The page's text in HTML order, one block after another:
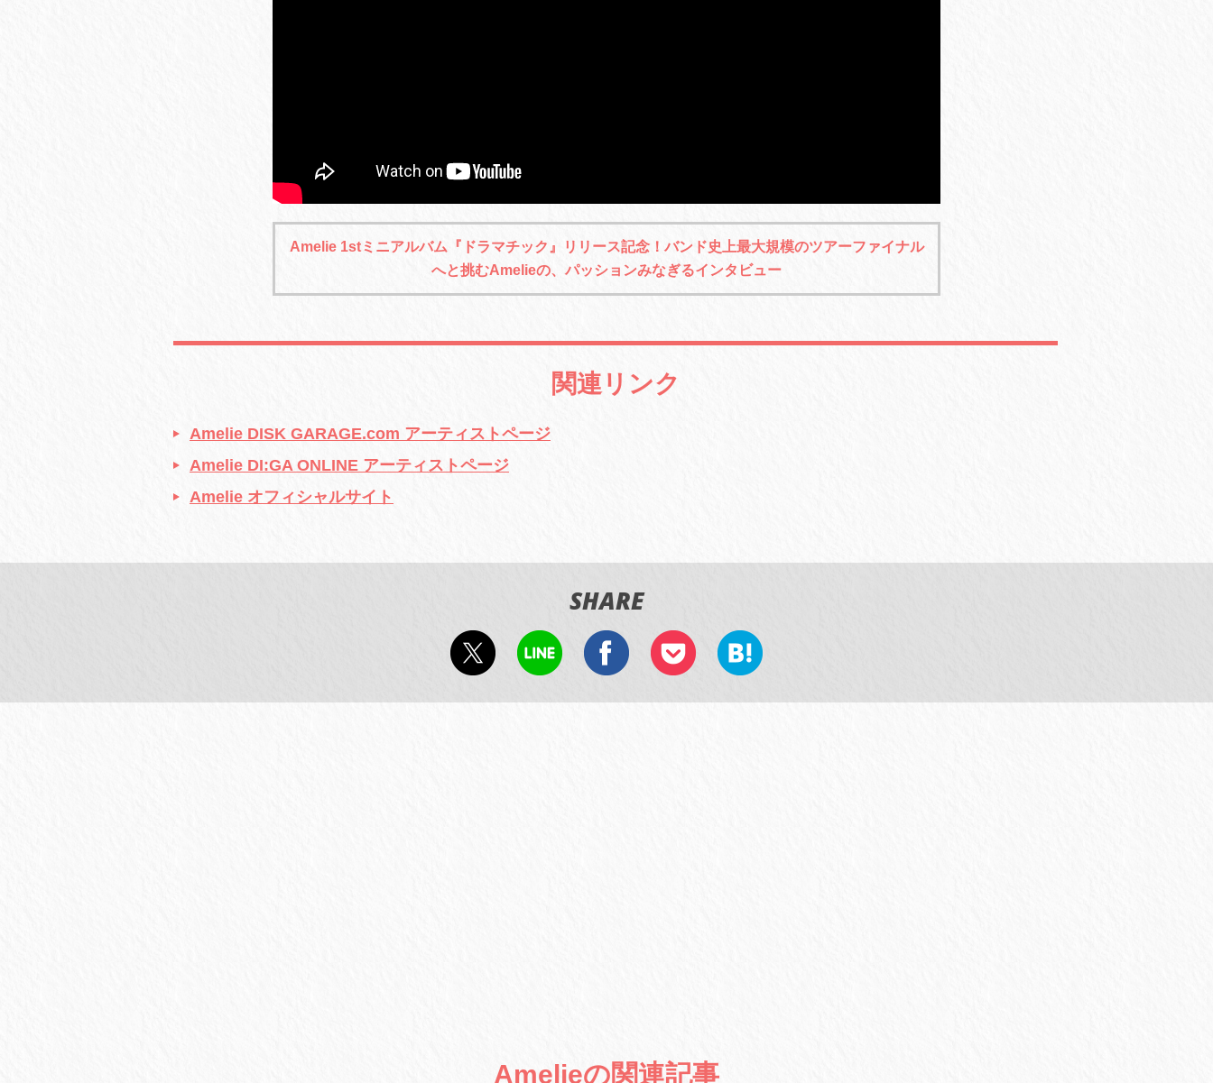
Amelie 1stミニアルバム『ドラマチック』リリース記念！バンド史上最大規模のツアーファイナル
へと挑むAmelieの、パッションみなぎるインタビュー
関連リンク
Amelie DISK GARAGE.com アーティストページ
Amelie DI:GA ONLINE アーティストページ
Amelie オフィシャルサイト
SHARE
Amelieの関連記事